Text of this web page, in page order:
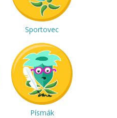
Sportovec
Písmák